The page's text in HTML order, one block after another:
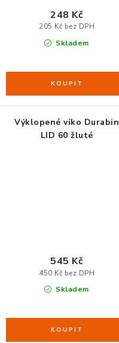
Skladem
205 Kč bez DPH
248 Kč
Výklopené víko Durabin
LID 60 žluté
Skladem
450 Kč bez DPH
545 Kč